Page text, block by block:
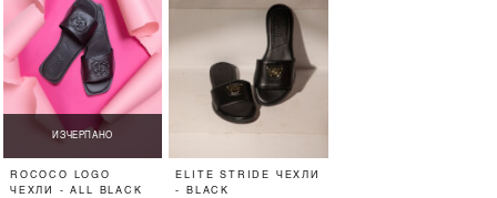
ИЗЧЕРПАНО
ROCOCO LOGO
ЧЕХЛИ - ALL BLACK
ELITE STRIDE ЧЕХЛИ
- BLACK